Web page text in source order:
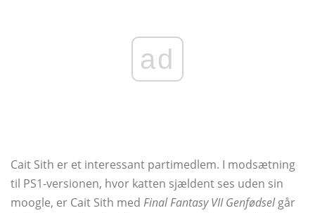
ad
Cait Sith er et interessant partimedlem. I modsætning
til PS1-versionen, hvor katten sjældent ses uden sin
moogle, er Cait Sith med Final Fantasy VII Genfødselgår